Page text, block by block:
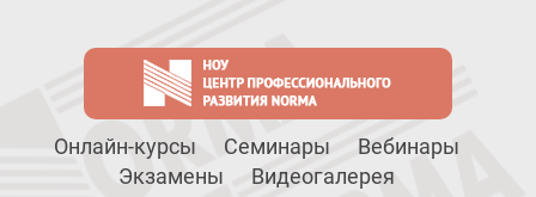
Онлайн-курсы Семинары
Вебинары
Экзамены
Видеогалерея